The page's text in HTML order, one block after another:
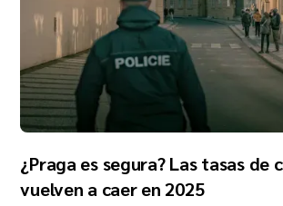
¿Praga es segura? Las tasas de
vuelven a caer en 2025